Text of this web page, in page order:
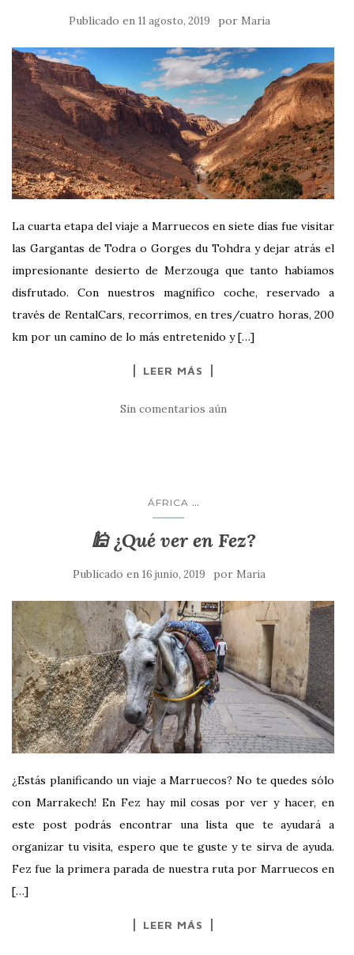
Publicado en 11 agosto, 2019 por Maria
La cuarta etapa del viaje a Marruecos en siete días fue visitar
las Gargantas de Todra o Gorges du Tohdra y dejar atrás el
impresionante desierto de Merzouga que tanto habíamos
disfrutado. Con nuestros magnífico coche, reservado a
través de RentalCars, recorrimos, en tres/cuatro horas, 200
km por un camino de lo más entretenido y […]
LEER MÁS
Sin comentarios aún
ÁFRICA ...
🕌 ¿Qué ver en Fez?
Publicado en 16 junio, 2019 por Maria
¿Estás planificando un viaje a Marruecos? No te quedes sólo
con Marrakech! En Fez hay mil cosas por ver y hacer, en
este post podrás encontrar una lista que te ayudará a
organizar tu visita, espero que te guste y te sirva de ayuda.
Fez fue la primera parada de nuestra ruta por Marruecos en
[…]
LEER MÁS